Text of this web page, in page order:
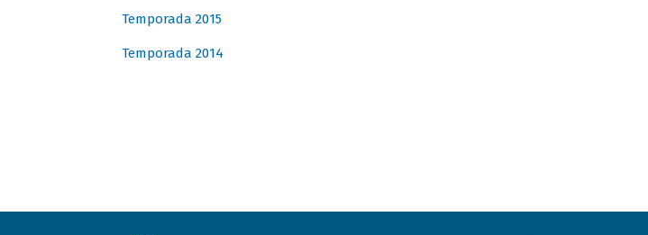
Temporada 2015
Temporada 2014